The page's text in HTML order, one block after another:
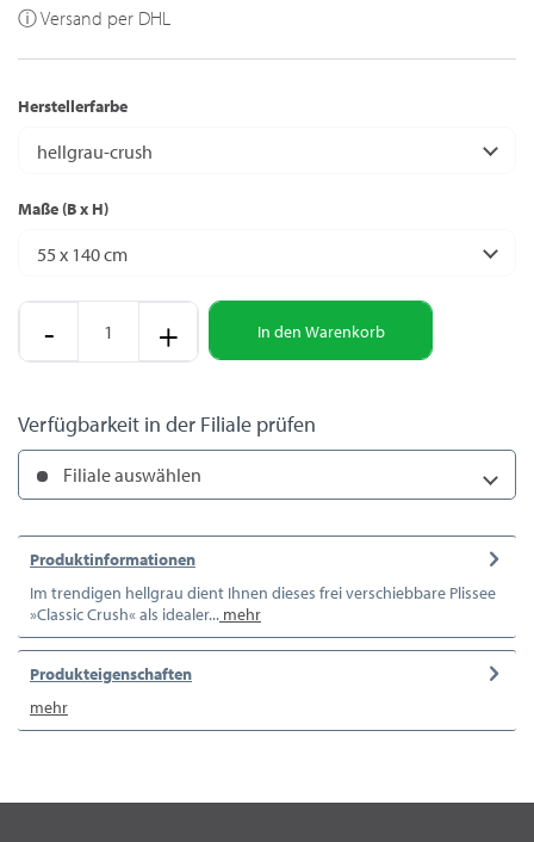
ⓘ Versand per DHL
Herstellerfarbe
hellgrau-crush
Maße (B x H)
55 x 140 cm
- + In den Warenkorb
Verfügbarkeit in der Filiale prüfen
Filiale auswählen
Produktinformationen
Im trendigen hellgrau dient Ihnen dieses frei verschiebbare Plissee
»Classic Crush« als idealer... mehr
Produkteigenschaften
mehr